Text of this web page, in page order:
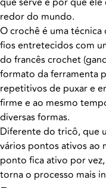
redor do mundo.
O crochê é uma
fios entretecidos com
do francês crochet
formato da ferramenta
repetitivos de puxar e
firme e ao mesmo
diversas formas.
Diferente do tricô, que
vários pontos ativos ao
ponto fica ativo por
torna o processo mais